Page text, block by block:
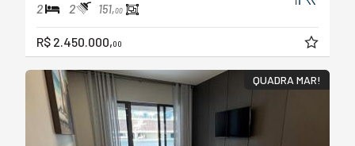
2 2 151,00
R$ 2.450.000,00
QUADRA MAR!